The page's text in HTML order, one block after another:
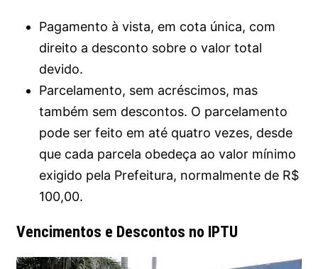
Pagamento à vista, em cota única, com
direito a desconto sobre o valor total
devido.
Parcelamento, sem acréscimos, mas
também sem descontos. O parcelamento
pode ser feito em até quatro vezes, desde
que cada parcela obedeça ao valor mínimo
exigido pela Prefeitura, normalmente de R$
100,00.
Vencimentos e Descontos no IPTU